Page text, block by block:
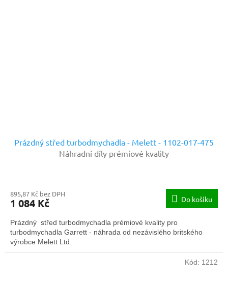
Prázdný střed turbodmychadla - Melett - 1102-017-475
Náhradní díly prémiové kvality
895,87 Kč bez DPH
1 084 Kč Do košíku
Prázdný střed turbodmychadla prémiové kvality pro
turbodmychadla Garrett - náhrada od nezávislého britského
výrobce Melett Ltd.
Kód: 1212